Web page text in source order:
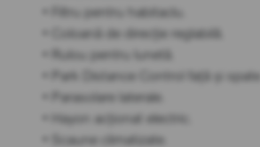
• Filtru pentru habitaclu.
• Coloană de direcție reglabilă.
• Rulou pentru lunetă.
• Park Distance Control față și spate.
• Parasolare laterale.
• Hayon acționat electric.
• Scaune climatizate.